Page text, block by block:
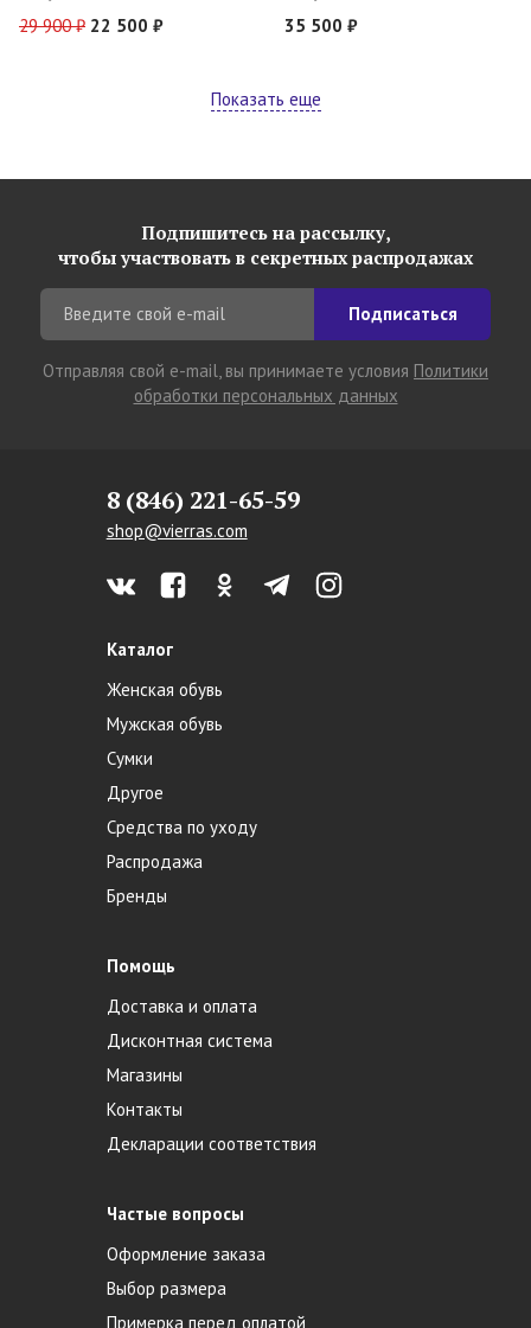
29 900 ₽ 22 500 ₽
35 500 ₽
Показать еще
Подпишитесь на рассылку,
чтобы участвовать в секретных распродажах
Подписаться
Отправляя свой e-mail, вы принимаете условия Политики
обработки персональных данных
8 (846) 221-65-59
shop@vierras.com
Каталог
Женская обувь
Мужская обувь
Сумки
Другое
Средства по уходу
Распродажа
Бренды
Помощь
Доставка и оплата
Дисконтная система
Магазины
Контакты
Декларации соответствия
Частые вопросы
Оформление заказа
Выбор размера
Примерка перед оплатой